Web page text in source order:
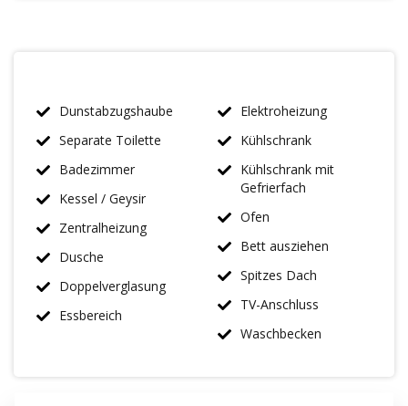
Dunstabzugshaube
Separate Toilette
Badezimmer
Kessel / Geysir
Zentralheizung
Dusche
Doppelverglasung
Essbereich
Elektroheizung
Kühlschrank
Kühlschrank mit
Gefrierfach
Ofen
Bett ausziehen
Spitzes Dach
TV-Anschluss
Waschbecken